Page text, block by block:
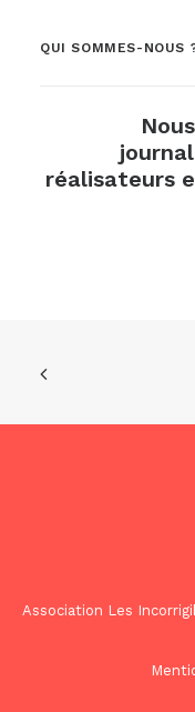
QUI SOMMES-NOUS
réalisateurs
Association Les